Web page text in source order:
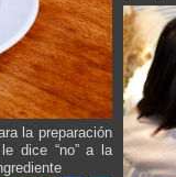
la preparación
dice “no” a la